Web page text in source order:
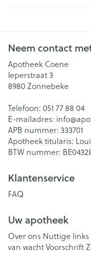
Neem contact
Apotheek Coene
Ieperstraat 3
8980 Zonnebeke
Telefoon: 051 77 88 04
E-mailadres: info@
APB nummer: 333701
Apotheek titularis:
BTW nummer:
Klantenservice
FAQ
Uw apotheek
Over ons Nuttige links
van wachtVoorschrift